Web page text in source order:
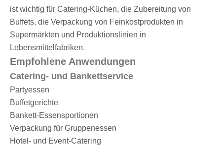
ist wichtig für Catering-Küchen, die Zubereitung von
Buffets, die Verpackung von Feinkostprodukten in
Supermärkten und Produktionslinien in
Lebensmittelfabriken.
Empfohlene Anwendungen
Catering- und Bankettservice
Partyessen
Buffetgerichte
Bankett-Essensportionen
Verpackung für Gruppenessen
Hotel- und Event-Catering